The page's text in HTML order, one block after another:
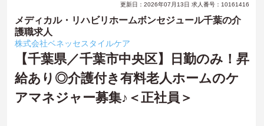
更新日：2026年07月13日 求人番号：10161416
メディカル・リハビリホームボンセジュール千葉の介
護職求人
株式会社ベネッセスタイルケア
【千葉県／千葉市中央区】日勤のみ！昇
給あり◎介護付き有料老人ホームのケ
アマネジャー募集♪＜正社員＞